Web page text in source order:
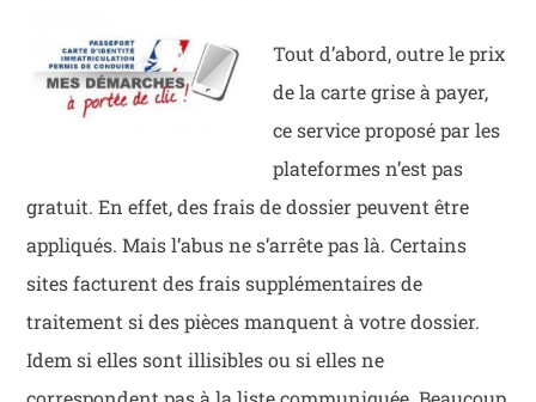
Tout d’abord, outre le prix
de la carte grise à payer,
ce service proposé par les
plateformes n’est pas
gratuit. En effet, des frais de dossier peuvent être
appliqués. Mais l’abus ne s’arrête pas là. Certains
sites facturent des frais supplémentaires de
traitement si des pièces manquent à votre dossier.
Idem si elles sont illisibles ou si elles ne